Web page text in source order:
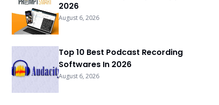
2026
August 6, 2026
Top 10 Best Podcast Recording
Softwares In 2026
August 6, 2026